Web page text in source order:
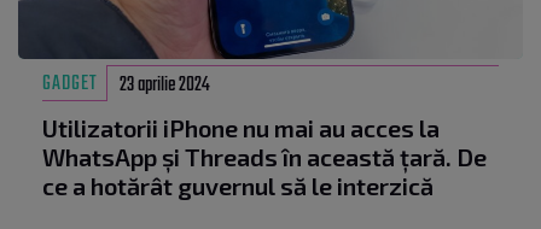
GADGET 23 aprilie 2024
Utilizatorii iPhone nu mai au acces la
WhatsApp și Threads în această țară. De
ce a hotărât guvernul să le interzică